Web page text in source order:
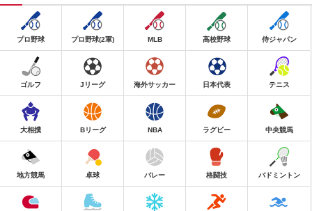
プロ野球 プロ野球(2軍) MLB 高校野球 侍ジャパン
ゴルフ Jリーグ 海外サッカー 日本代表 テニス
大相撲 Bリーグ NBA ラグビー 中央競馬
地方競馬 卓球 バレー 格闘技 バドミントン